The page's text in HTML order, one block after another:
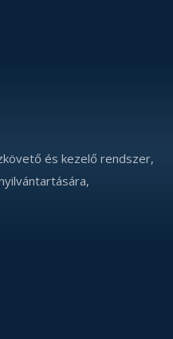
és kezelő rendszer,